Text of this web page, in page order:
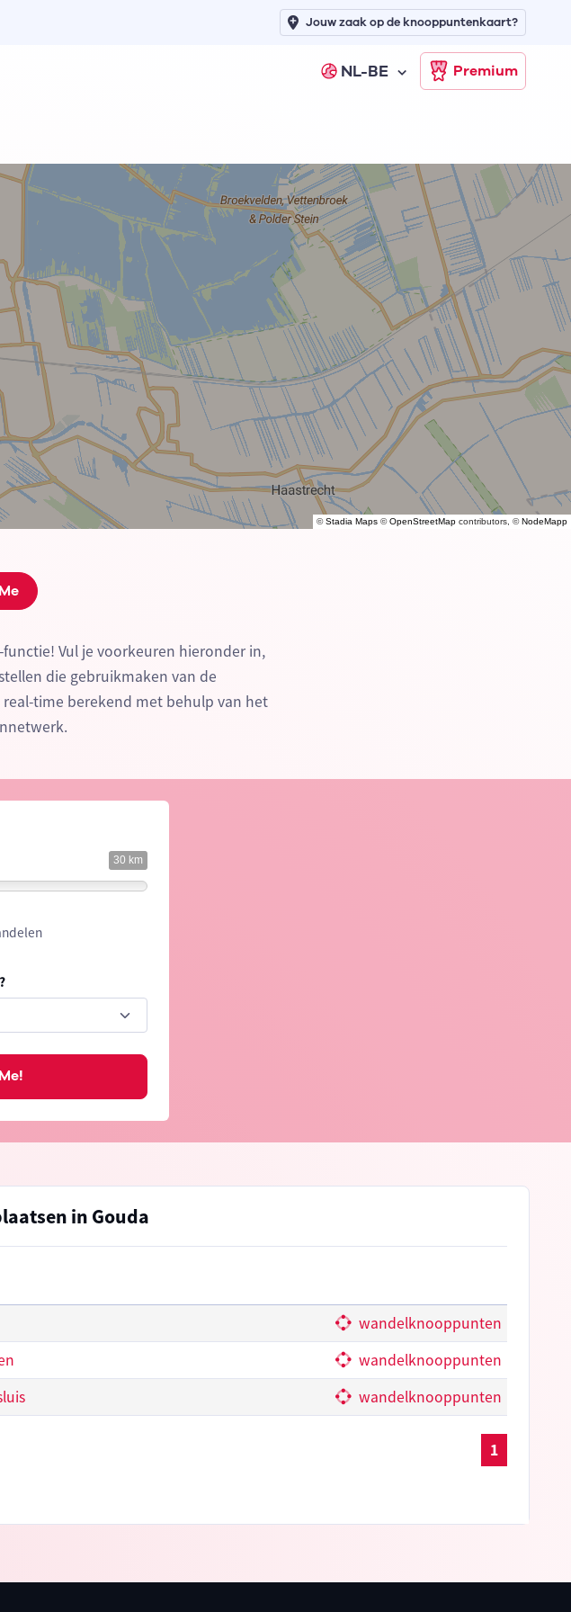
NL-BE Premium
Jouw zaak op de knooppuntenkaart?
©Stadia Maps ©OpenStreetMap contributors, ©NodeMapp
Vul je voorkeuren hieronder in,
die gebruikmaken van de
time berekend met behulp van het
30 km
in Gouda
wandelknooppunten
wandelknooppunten
wandelknooppunten
1